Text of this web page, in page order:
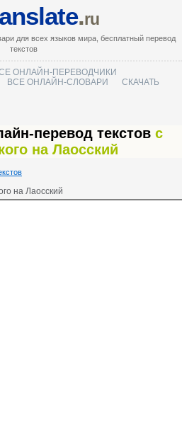
.ru
для всех языков мира, бесплатный перевод
текстов
ОНЛАЙН-ПЕРЕВОДЧИКИ
ВСЕ ОНЛАЙН-СЛОВАРИ
СКАЧАТЬ
перевод текстов с
на Лаосский
на Лаосский